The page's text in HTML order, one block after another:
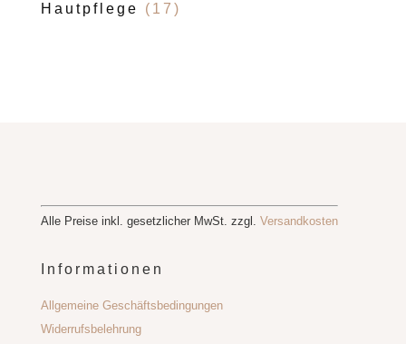
Hautpflege (17)
Alle Preise inkl. gesetzlicher MwSt. zzgl. Versandkosten
Informationen
Allgemeine Geschäftsbedingungen
Widerrufsbelehrung